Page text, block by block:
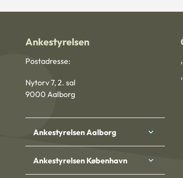
Ankestyrelsen
Postadresse:
Nytorv 7, 2. sal
9000 Aalborg
Ankestyrelsen Aalborg
Ankestyrelsen København